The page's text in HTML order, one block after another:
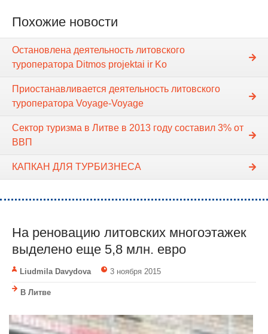
Похожие новости
Остановлена деятельность литовского
туроператора Ditmos projektai ir Ko
Приостанавливается деятельность литовского
туроператора Voyage-Voyage
Сектор туризма в Литве в 2013 году составил 3% от
ВВП
КАПКАН ДЛЯ ТУРБИЗНЕСА
На реновацию литовских многоэтажек
выделено еще 5,8 млн. евро
Liudmila Davydova 3 ноября 2015
В Литве